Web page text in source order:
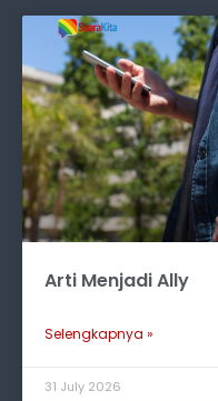
Arti Menjadi Ally
Selengkapnya »
31 July 2026